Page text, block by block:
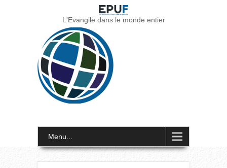
L'Evangile dans le monde entier
Menu...